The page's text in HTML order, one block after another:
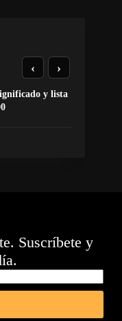
y lista
‹ ›
Suscríbete y